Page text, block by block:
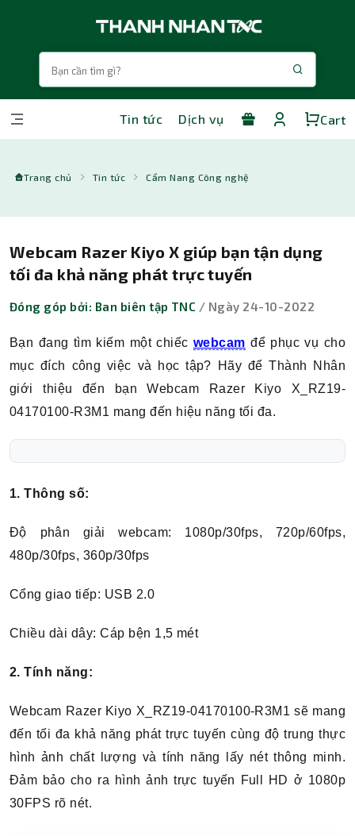
Tin tức Dịch vụ Cart
Trang chủ Tin tức Cẩm Nang Công nghệ
Webcam Razer Kiyo X giúp bạn tận dụng
tối đa khả năng phát trực tuyến
Đóng góp bởi: Ban biên tập TNC / Ngày 24-10-2022
Bạn đang tìm kiếm một chiếc webcam để phục vụ cho
mục đích công việc và học tập? Hãy để Thành Nhân
giới thiệu đến bạn Webcam Razer Kiyo X_RZ19-
04170100-R3M1 mang đến hiệu năng tối đa.
1. Thông số:
Độ phân giải webcam: 1080p/30fps, 720p/60fps,
480p/30fps, 360p/30fps
Cổng giao tiếp: USB 2.0
Chiều dài dây: Cáp bện 1,5 mét
2. Tính năng:
Webcam Razer Kiyo X_RZ19-04170100-R3M1 sẽ mang
đến tối đa khả năng phát trực tuyến cùng độ trung thực
hình ảnh chất lượng và tính năng lấy nét thông minh.
Đảm bảo cho ra hình ảnh trực tuyến Full HD ở 1080p
30FPS rõ nét.